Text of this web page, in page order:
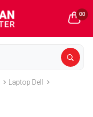
00
Laptop Dell